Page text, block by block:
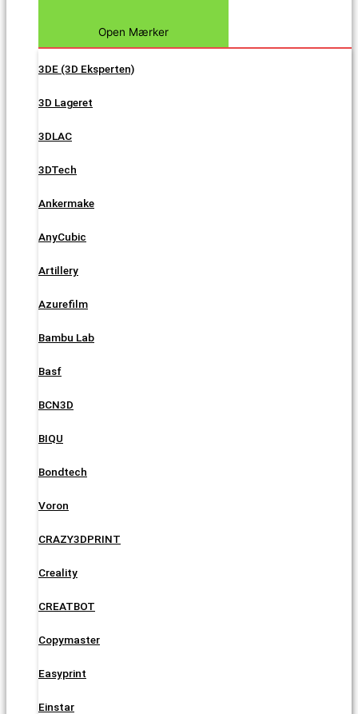
Open Mærker
3DE (3D Eksperten)
3D Lageret
3DLAC
3DTech
Ankermake
AnyCubic
Artillery
Azurefilm
Bambu Lab
Basf
BCN3D
BIQU
Bondtech
Voron
CRAZY3DPRINT
Creality
CREATBOT
Copymaster
Easyprint
Einstar